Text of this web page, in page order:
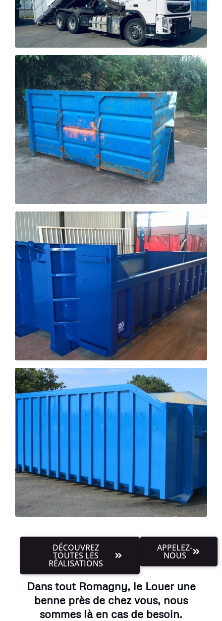
DÉCOUVREZ
TOUTES LES
RÉALISATIONS
APPELEZ-
NOUS
Dans tout Romagny, le Louer une
benne près de chez vous, nous
sommes là en cas de besoin.